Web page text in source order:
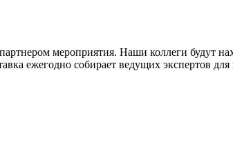
мероприятия. Наши коллеги будут
ежегодно собирает ведущих экспертов